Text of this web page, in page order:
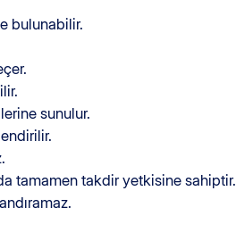
bulunabilir.
sunulur.
tamamen takdir yetkisine sahiptir.